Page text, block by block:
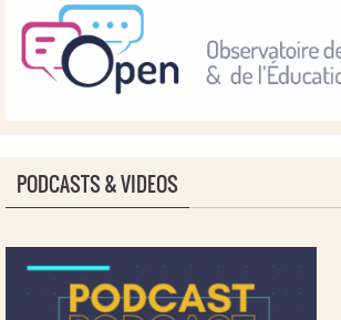
PODCASTS & VIDEOS